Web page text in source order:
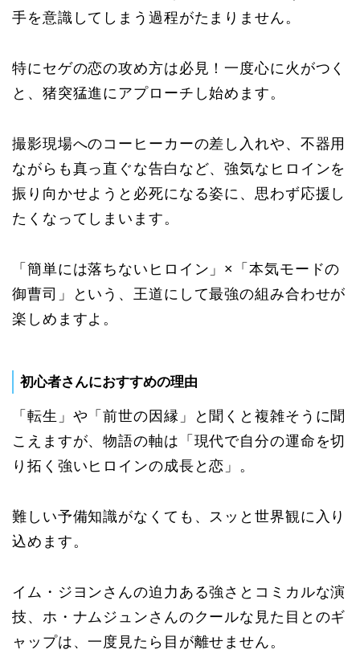
手を意識してしまう過程がたまりません。
特にセゲの恋の攻め方は必見！一度心に火がつく
と、猪突猛進にアプローチし始めます。
撮影現場へのコーヒーカーの差し入れや、不器用
ながらも真っ直ぐな告白など、強気なヒロインを
振り向かせようと必死になる姿に、思わず応援し
たくなってしまいます。
「簡単には落ちないヒロイン」×「本気モードの
御曹司」という、王道にして最強の組み合わせが
楽しめますよ。
初心者さんにおすすめの理由
「転生」や「前世の因縁」と聞くと複雑そうに聞
こえますが、物語の軸は「現代で自分の運命を切
り拓く強いヒロインの成長と恋」。
難しい予備知識がなくても、スッと世界観に入り
込めます。
イム・ジヨンさんの迫力ある強さとコミカルな演
技、ホ・ナムジュンさんのクールな見た目とのギ
ャップは、一度見たら目が離せません。